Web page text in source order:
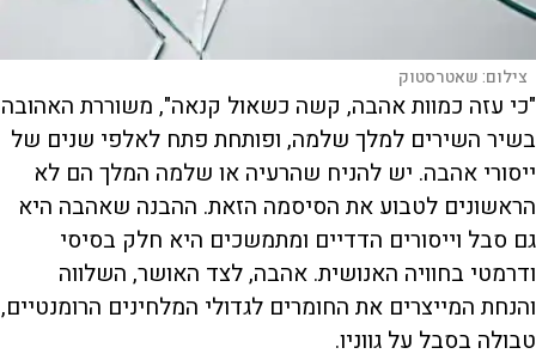
צילום:שאטרסטוק
"כי עזה כמוות אהבה, קשה כשאול קנאה", משוררת האהובה
בשיר השירים למלך שלמה, ופותחת פתח לאלפי שנים של
ייסורי אהבה. יש להניח שהרעיה או שלמה המלך הם לא
הראשונים לטבוע את הסיסמה הזאת. ההבנה שאהבה היא
גם סבל וייסורים הדדיים ומתמשכים היא חלק בסיסי
ודרמטי בחוויה האנושית. אהבה, לצד האושר, השלווה
והנחת המייצרים את החומרים לגדולי המלחינים הרומנטיים,
טבולה בסבל על גווניו.